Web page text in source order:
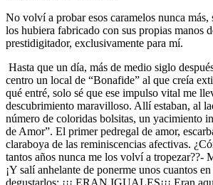
No volví a probar esos caramelos nunca más,
los hubiera fabricado con sus propias manos
prestidigitador, exclusivamente para mí.
Hasta que un día, más de medio siglo
centro un local de “Bonafide” al que creía
qué entré, solo sé que ese impulso vital me
descubrimiento maravilloso. Allí estaban, al
número de coloridas bolsitas, un yacimiento
de Amor”. El primer pedregal de amor,
claraboya de las reminiscencias afectivas.
tantos años nunca me los volví a tropezar??-
¡Y salí anhelante de ponerme unos cuantos
degustarlos: ¡¡¡ ERAN IGUALES¡¡¡ Eran